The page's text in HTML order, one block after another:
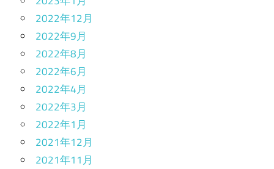
2022年12月
2022年9月
2022年8月
2022年6月
2022年4月
2022年3月
2022年1月
2021年12月
2021年11月